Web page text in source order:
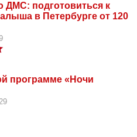
ДМС: подготовиться к
в Петербурге от 120
программе «Ночи